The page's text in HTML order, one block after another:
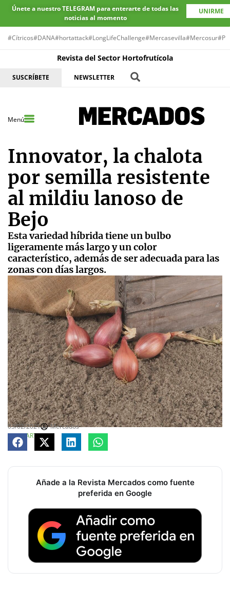
Únete a nuestro TELEGRAM para enterarte de todas las
noticias al momento
UNIRME
#Cítricos#DANA#hortattack#LongLifeChallenge#Mercasevilla#Mercosur
Revista del Sector Hortofrutícola
SUSCRÍBETE NEWSLETTER
Menú
Innovator, la chalota
por semilla resistente
al mildiu lanoso de
Bejo
Esta variedad híbrida tiene un bulbo
ligeramente más largo y un color
característico, además de ser adecuada para las
zonas con días largos.
03/02/2021
Mercados
COMPARTE
Añade a la Revista Mercados como fuente
preferida en Google